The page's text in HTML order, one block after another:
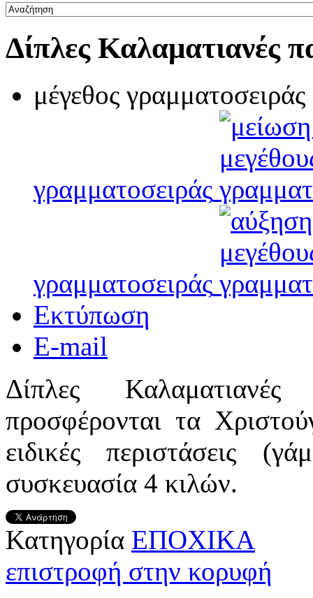
Δίπλες Καλαματιανές
μέγεθος γραμματοσειράς
γραμματοσειράς
γραμματοσειράς
Εκτύπωση
E-mail
Δίπλες Καλαματιανές
προσφέρονται τα
ειδικές περιστάσεις
συσκευασία 4 κιλών.
Κατηγορία ΕΠΟΧΙΚΑ
επιστροφή στην κορυφή